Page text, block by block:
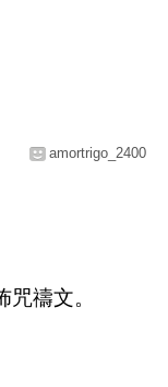
amortrigo_2400
禱文。